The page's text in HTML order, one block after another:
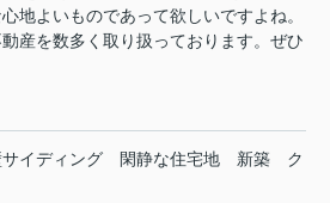
地よいものであって欲しいですよね。
産を数多く取り扱っております。ぜひ
イディング 閑静な住宅地 新築
ク